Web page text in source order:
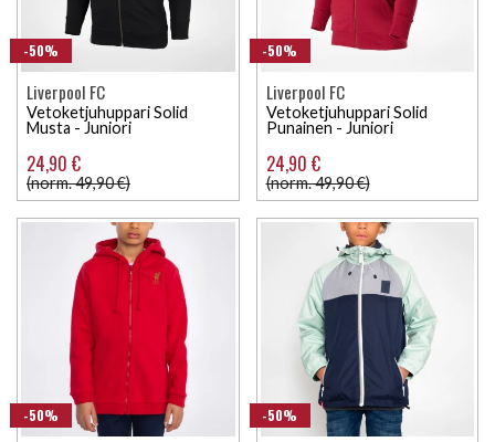
-50%
Liverpool FC
Vetoketjuhuppari Solid
Musta - Juniori
24,90 €
(norm. 49,90 €)
-50%
Liverpool FC
Vetoketjuhuppari Solid
Punainen - Juniori
24,90 €
(norm. 49,90 €)
-50% -50%